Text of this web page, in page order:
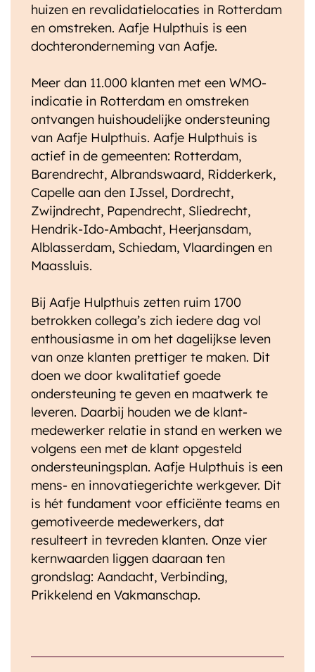
huizen en revalidatielocaties in Rotterdam
en omstreken. Aafje Hulpthuis is een
dochteronderneming van Aafje.
Meer dan 11.000 klanten met een WMO-
indicatie in Rotterdam en omstreken
ontvangen huishoudelijke ondersteuning
van Aafje Hulpthuis. Aafje Hulpthuis is
actief in de gemeenten: Rotterdam,
Barendrecht, Albrandswaard, Ridderkerk,
Capelle aan den IJssel, Dordrecht,
Zwijndrecht, Papendrecht, Sliedrecht,
Hendrik-Ido-Ambacht, Heerjansdam,
Alblasserdam, Schiedam, Vlaardingen en
Maassluis.
Bij Aafje Hulpthuis zetten ruim 1700
betrokken collega’s zich iedere dag vol
enthousiasme in om het dagelijkse leven
van onze klanten prettiger te maken. Dit
doen we door kwalitatief goede
ondersteuning te geven en maatwerk te
leveren. Daarbij houden we de klant-
medewerker relatie in stand en werken we
volgens een met de klant opgesteld
ondersteuningsplan. Aafje Hulpthuis is een
mens- en innovatiegerichte werkgever. Dit
is hét fundament voor efficiënte teams en
gemotiveerde medewerkers, dat
resulteert in tevreden klanten. Onze vier
kernwaarden liggen daaraan ten
grondslag: Aandacht, Verbinding,
Prikkelend en Vakmanschap.